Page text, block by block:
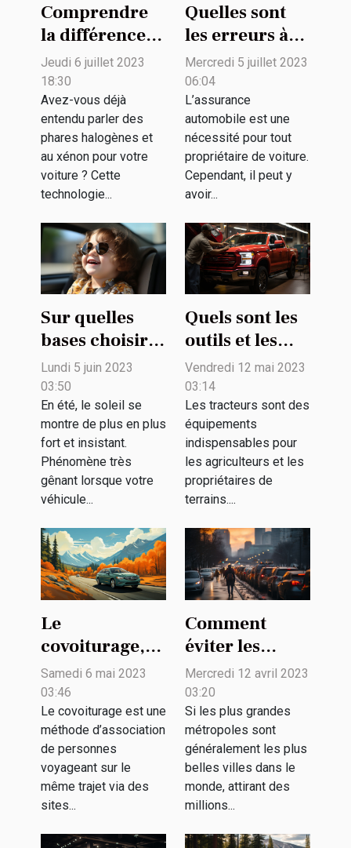
Comprendre
la différence
entre les
phares
halogènes et
au xénon pour
votre voiture
Jeudi 6 juillet 2023
18:30
Avez-vous déjà
entendu parler des
phares halogènes et
au xénon pour votre
voiture ? Cette
technologie...
Quelles sont
les erreurs à
éviter lors de
la souscription
d'une
assurance
automobile ?
Mercredi 5 juillet 2023
06:04
L’assurance
automobile est une
nécessité pour tout
propriétaire de voiture.
Cependant, il peut y
avoir...
Sur quelles
bases choisir
un pare-soleil
voiture bébé ?
Lundi 5 juin 2023
03:50
En été, le soleil se
montre de plus en plus
fort et insistant.
Phénomène très
gênant lorsque votre
véhicule...
Quels sont les
outils et les
techniques
d’entretien
d’un tracteur ?
Vendredi 12 mai 2023
03:14
Les tracteurs sont des
équipements
indispensables pour
les agriculteurs et les
propriétaires de
terrains....
Le
covoiturage,
qu'est-ce que
c'est ?
Samedi 6 mai 2023
03:46
Le covoiturage est une
méthode d’association
de personnes
voyageant sur le
même trajet via des
sites...
Comment
éviter les
bouchons dans
le trafic des
grandes villes
?
Mercredi 12 avril 2023
03:20
Si les plus grandes
métropoles sont
généralement les plus
belles villes dans le
monde, attirant des
millions...